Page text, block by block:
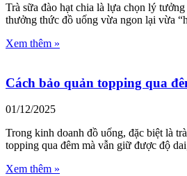
Trà sữa đào hạt chia là lựa chọn lý
thưởng thức đồ uống vừa ngon lại vừa
Xem thêm »
Cách bảo quản topping qua
01/12/2025
Trong kinh doanh đồ uống, đặc biệt là
topping qua đêm mà vẫn giữ được độ
Xem thêm »